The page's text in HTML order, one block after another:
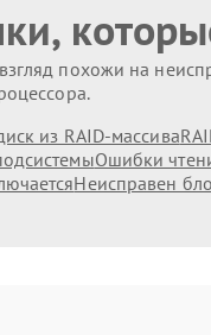
похожи на
из RAID-массива
Ошибки
Неисправен